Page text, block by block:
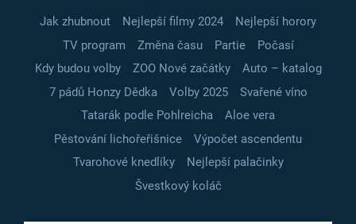
Jak zhubnout Nejlepší filmy 2024
Nejlepší horory
TV program
Změna času Partie
Počasí
Kdy budou volby
ZOO Nové začátky
Auto – katalog
7 pádů Honzy Dědka
Volby 2025
Svařené víno
Tatarák podle Pohlreicha
Aloe vera
Pěstování lichořeřišnice
Výpočet ascendentu
Tvarohové knedlíky
Nejlepší palačinky
Švestkový koláč